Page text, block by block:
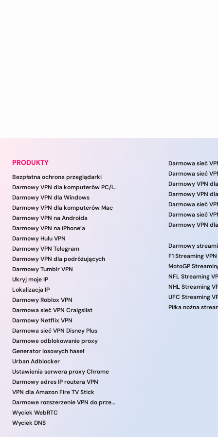
PRODUKTY
Bezpłatna ochrona przeglądarki
Darmowy VPN dla komputerów PC/laptopów
Darmowy VPN dla Windows
Darmowy VPN dla komputerów Mac
Darmowy VPN na Androida
Darmowy VPN na iPhone’a
Darmowy Hulu VPN
Darmowy VPN Telegram
Darmowy VPN dla podróżujących
Darmowy Tumblr VPN
Ukryj moje IP
Lokalizacja IP
Darmowy Roblox VPN
Darmowa sieć VPN Craigslist
Darmowy Netflix VPN
Darmowa sieć VPN Disney Plus
Darmowe odblokowanie proxy
Generator losowych haseł
Urban Adblocker
Ustawienia serwera proxy Chrome
Darmowy adres IP routera VPN
VPN dla Amazon Fire TV Stick
Darmowe rozszerzenie VPN do przeglądarki
Wyciek WebRTC
Wyciek DNS
Darmowa sieć
Darmowa sieć
Darmowy VPN
Darmowy VPN
Darmowa sieć
Darmowy VPN
Darmowy
F1 Streaming VPN
MotoGP
NFL Streaming
NHL Streaming
UFC Streaming
Piłka nożna